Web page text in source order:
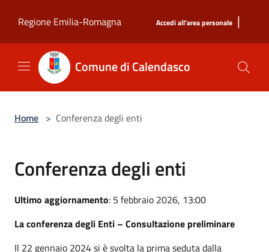
Regione Emilia-Romagna
Accedi all'area personale |
Comune di Calendasco
Home > Conferenza degli enti
Conferenza degli enti
Ultimo aggiornamento: 5 febbraio 2026, 13:00
La conferenza degli Enti – Consultazione preliminare
Il 22 gennaio 2024 si è svolta la prima sedutadalla